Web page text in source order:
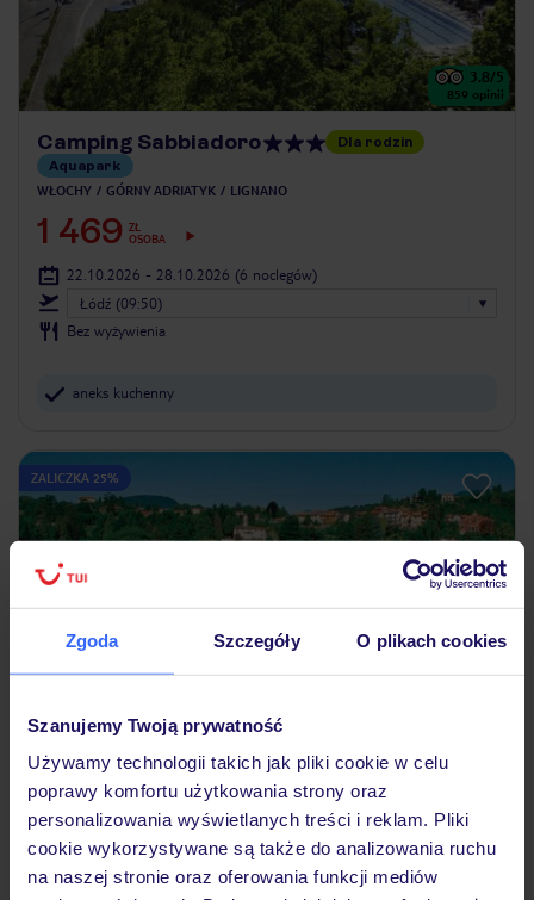
Zgoda Szczegóły O plikach cookies
Szanujemy Twoją prywatność
Używamy technologii takich jak pliki cookie w celu
poprawy komfortu użytkowania strony oraz
personalizowania wyświetlanych treści i reklam. Pliki
cookie wykorzystywane są także do analizowania ruchu
na naszej stronie oraz oferowania funkcji mediów
3.8/5
859 opinii
Camping Sabbiadoro
Dla rodzin
Aquapark
WŁOCHY GÓRNY ADRIATYK LIGNANO
1 469 ZŁ
OSOBA
22.10.2026 - 28.10.2026 (6 noclegów)
Łódź (09:50)
Bez wyżywienia
aneks kuchenny
ZALICZKA 25%
Residence Zust
WŁOCHY PIEMONT VERBANIA
1 478 OSOBA